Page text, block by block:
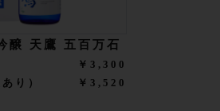
醸 天鷹 五百万石
￥3,300
り）
￥3,520